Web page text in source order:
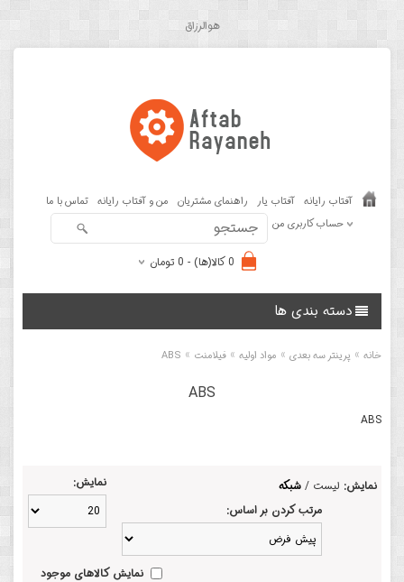
هوالرزاق
آفتاب رایانه آفتاب یار راهنمای مشتریان من و آفتاب رایانه تماس با ما
حساب کاربری من
0 کالا(ها) - 0 تومان
دسته بندی ها
خانه » پرینتر سه بعدی » مواد اولیه » فیلامنت »
ABS
ABS
ABS
نمایش: لیست / شبکه
نمایش:
مرتب کردن بر اساس:
نمایش کالاهای موجود